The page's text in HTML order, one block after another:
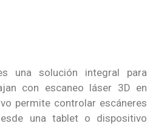
una solución integral para
con escaneo láser 3D en
permite controlar escáneres
una tablet o dispositivo